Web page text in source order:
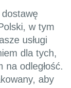
w tym
usługi
dla tych,
na odległość.
aby